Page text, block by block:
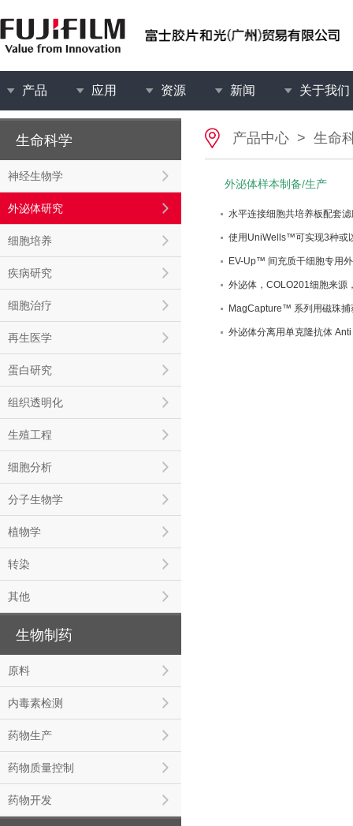
产品 应用 资源 新闻 关于我们
生命科学
神经生物学
外泌体研究
细胞培养
疾病研究
细胞治疗
再生医学
蛋白研究
组织透明化
生殖工程
细胞分析
分子生物学
植物学
转染
其他
生物制药
原料
内毒素检测
药物生产
药物质量控制
药物开发
产品中心 > 生命
外泌体样本制备/生产
水平连接细胞共培养板配套
使用UniWells™可实现3种或
EV-Up™ 间充质干细胞专用
外泌体，COLO201细胞来源
MagCapture™ 系列用磁珠捕
外泌体分离用单克隆抗体